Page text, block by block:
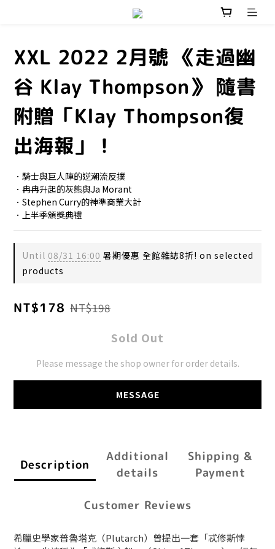
XXL 2022 2月號 《走過幽
谷 Klay Thompson》 隨書
附贈「Klay Thompson復
出海報」！
．騎士與巨人陣的逆潮流反撲
．冉冉升起的灰熊與Ja Morant
．Stephen Curry的神準商業大計
．上半季頒獎典禮
Until 08/31 16:00 暑期優惠 全館雜誌8折! on selected
products
NT$178 NT$198
Sold Out
Please message the shop owner for order details.
MESSAGE
Description
Additional
details
Shipping &
Payment
Customer Reviews
希臘史學家普魯塔克（Plutarch）曾提出一套「忒修斯悖